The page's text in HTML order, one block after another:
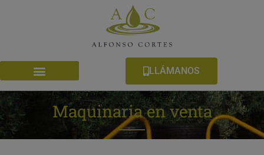
LLÁMANOS
Maquinaria en venta